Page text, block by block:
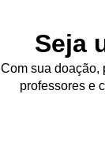
Seja
Com sua doação,
professores e